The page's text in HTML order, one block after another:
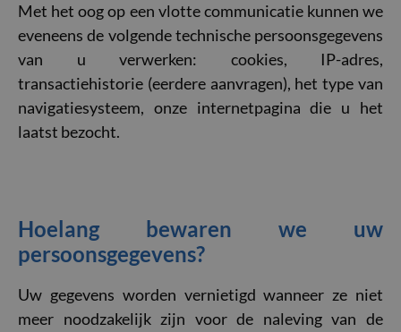
Met het oog op een vlotte communicatie kunnen we
eveneens de volgende technische persoonsgegevens
van u verwerken: cookies, IP-adres,
transactiehistorie (eerdere aanvragen), het type van
navigatiesysteem, onze internetpagina die u het
laatst bezocht.
Hoelang bewaren we uw
persoonsgegevens?
Uw gegevens worden vernietigd wanneer ze niet
meer noodzakelijk zijn voor de naleving van de